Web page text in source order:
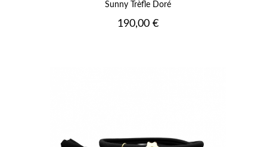
Sunny Trèfle Doré
Prix
190,00 €